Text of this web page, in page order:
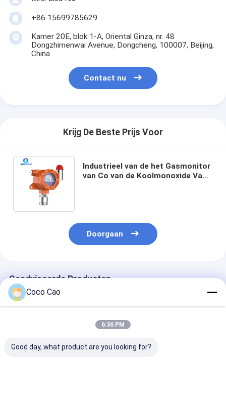
+86 15699785629
Kamer 20E, blok 1-A, Oriental Ginza, nr. 48
Dongzhimenwai Avenue, Dongcheng, 100007, Beijing,
China
Contact nu
Krijg De Beste Prijs Voor
Industrieel van de het Gasmonitor
van Co van de Koolmonoxide Vast
Doorgaan
Geadviseerde Producten
Coco Cao
6:36 PM
Good day, what product are you looking for?